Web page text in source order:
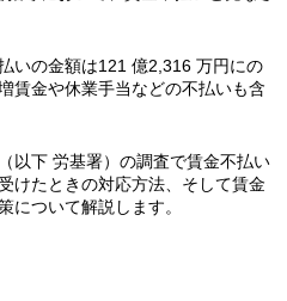
いの金額は121 億2,316 万円にの
賃金や休業手当などの不払いも含
以下 労基署）の調査で賃金不払い
けたときの対応方法、そして賃金
について解説します。